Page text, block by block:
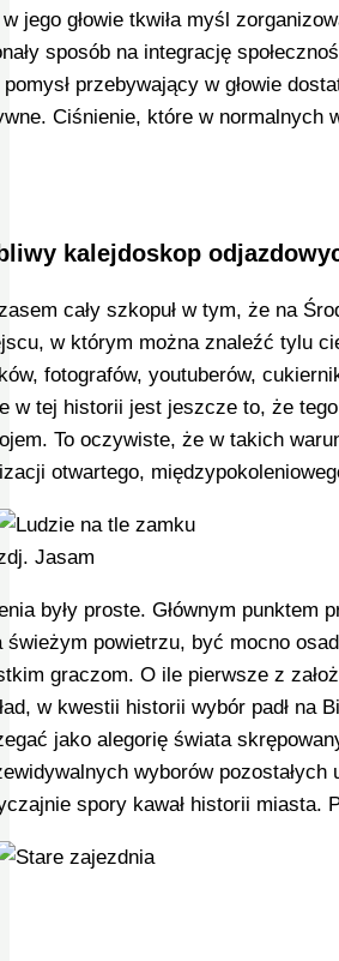
jego głowie tkwiła myśl
sposób na integrację
przebywający w głowie
Ciśnienie, które w normalnych
kalejdoskop
cały szkopuł w tym, że na
w którym można znaleźć tylu
fotografów, youtuberów,
w tej historii jest jeszcze to, że
To oczywiste, że w takich
otwartego,
Jasam
były proste. Głównym
świeżym powietrzu, być mocno
graczom. O ile pierwsze z
w kwestii historii wybór padł na
jako alegorię świata
wyborów
spory kawał historii miasta.